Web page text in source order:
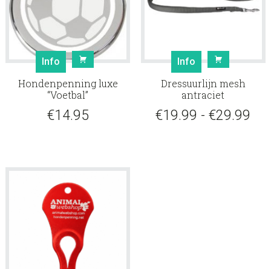
Info
Hondenpenning luxe
“Voetbal”
€14.95
Info
Dit
heeft
Dressuurlijn mesh
antraciet
€19.99 - €29.99